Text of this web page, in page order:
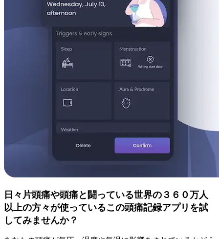
日々片頭痛や頭痛と闘っている世界の３６０万人
以上の方々が使っているこの頭痛記録アプリを試
してみませんか？